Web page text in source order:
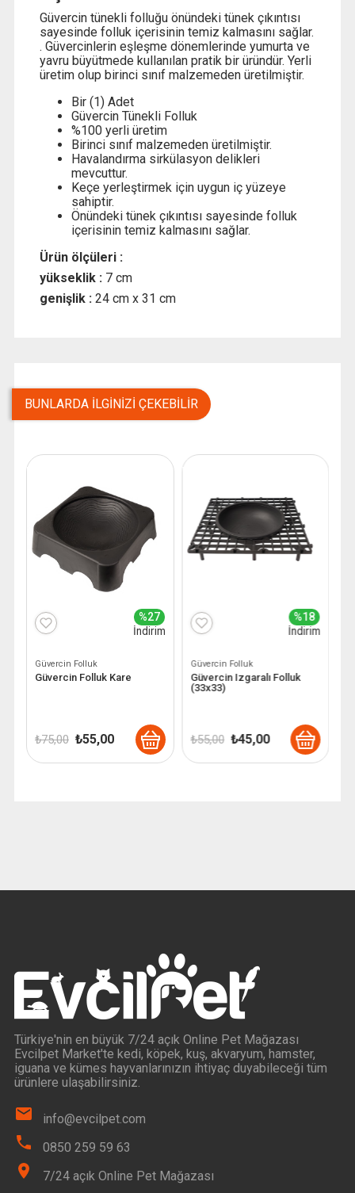
Güvercin tünekli folluğu önündeki tünek çıkıntısı
sayesinde folluk içerisinin temiz kalmasını sağlar.
. Güvercinlerin eşleşme dönemlerinde yumurta ve
yavru büyütmede kullanılan pratik bir üründür. Yerli
üretim olup birinci sınıf malzemeden üretilmiştir.
Bir (1) Adet
Güvercin Tünekli Folluk
%100 yerli üretim
Birinci sınıf malzemeden üretilmiştir.
Havalandırma sirkülasyon delikleri
mevcuttur.
Keçe yerleştirmek için uygun iç yüzeye
sahiptir.
Önündeki tünek çıkıntısı sayesinde folluk
içerisinin temiz kalmasını sağlar.
Ürün ölçüleri :
yükseklik : 7 cm
genişlik : 24 cm x 31 cm
BUNLARDA İLGINIZI ÇEKEBILIR
%27
İndirim
Güvercin Folluk
Güvercin Folluk Kare
₺75,00 Orijinal
₺ 75,00.
₺55,00Şu
andaki
fiyat:
%18
İndirim
Güvercin Folluk
Güvercin Izgaralı Folluk
(33x33)
₺55,00 Orijinal
₺ 55,00.
₺45,00Şu
andaki
fiyat:
Türkiye'nin en büyük 7/24 açık Online Pet Mağazası
Evcilpet Market'te kedi, köpek, kuş, akvaryum, hamster,
iguana ve kümes hayvanlarınızın ihtiyaç duyabileceği tüm
ürünlere ulaşabilirsiniz.
info@evcilpet.com
0850 259 59 63
7/24 açık Online Pet Mağazası